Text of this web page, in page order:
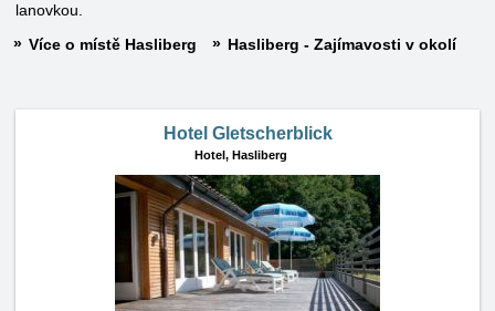
lanovkou.
Více o místě Hasliberg
Hasliberg - Zajímavosti v okolí
Hotel Gletscherblick
Hotel, Hasliberg